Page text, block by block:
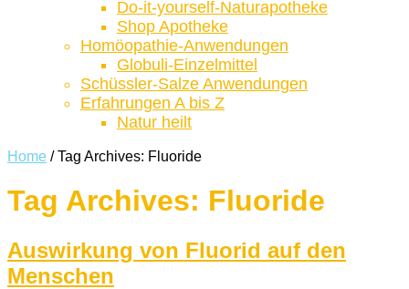
Do-it-yourself-Naturapotheke
Shop Apotheke
Homöopathie-Anwendungen
Globuli-Einzelmittel
Schüssler-Salze Anwendungen
Erfahrungen A bis Z
Natur heilt
Home / Tag Archives: Fluoride
Tag Archives: Fluoride
Auswirkung von Fluorid auf den
Menschen